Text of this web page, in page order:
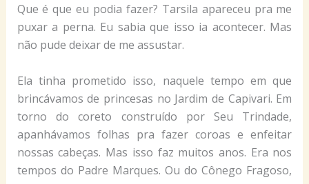
Que é que eu podia fazer? Tarsila apareceu pra me
puxar a perna. Eu sabia que isso ia acontecer. Mas
não pude deixar de me assustar.
Ela tinha prometido isso, naquele tempo em que
brincávamos de princesas no Jardim de Capivari. Em
torno do coreto construído por Seu Trindade,
apanhávamos folhas pra fazer coroas e enfeitar
nossas cabeças. Mas isso faz muitos anos. Era nos
tempos do Padre Marques. Ou do Cônego Fragoso,